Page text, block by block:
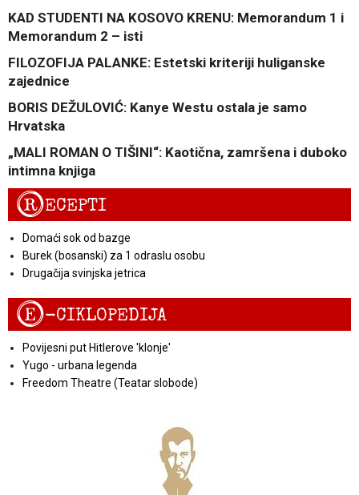
KAD STUDENTI NA KOSOVO KRENU: Memorandum 1 i
Memorandum 2 – isti
FILOZOFIJA PALANKE: Estetski kriteriji huliganske
zajednice
BORIS DEŽULOVIĆ: Kanye Westu ostala je samo
Hrvatska
„MALI ROMAN O TIŠINI“: Kaotična, zamršena i duboko
intimna knjiga
RECEPTI
Domaći sok od bazge
Burek (bosanski) za 1 odraslu osobu
Drugačija svinjska jetrica
E-CIKLOPEDIJA
Povijesni put Hitlerove 'klonje'
Yugo - urbana legenda
Freedom Theatre (Teatar slobode)